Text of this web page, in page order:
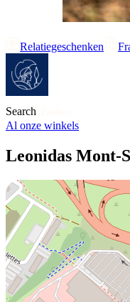
Relatiegeschenken
Search
Al onze winkels
Leonidas Mont-